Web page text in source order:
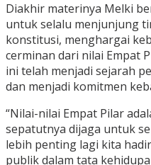
Diakhir materinya Melki
untuk selalu menjunjung
konstitusi, menghargai
cerminan dari nilai Empat
ini telah menjadi sejarah
dan menjadi komitmen
“Nilai-nilai Empat Pilar
sepatutnya dijaga untuk
lebih penting lagi kita
publik dalam tata